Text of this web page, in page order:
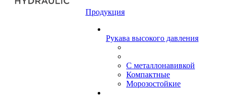
Продукция
Рукава высокого давления
С металлонавивкой
Компактные
Морозостойкие